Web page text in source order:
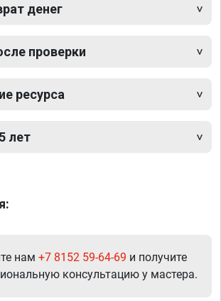
денег
проверки
ресурса
лет
нам +7 8152 59-64-69 и получите
консультацию у мастера.